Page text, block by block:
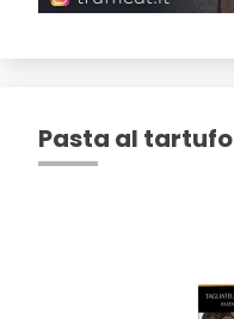
Pasta al tartufo